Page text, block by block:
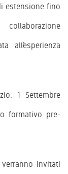
estensione fino
all’esperienza
1 Settembre
formativo pre-
invitati